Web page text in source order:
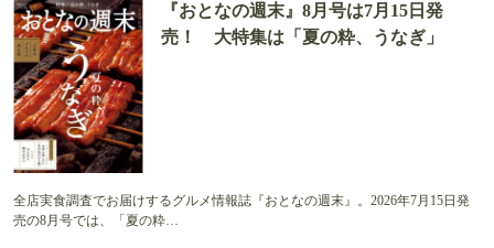
『おとなの週末』8月号は7月15日発
売！ 大特集は「夏の粋、うなぎ」
全店実食調査でお届けするグルメ情報誌『おとなの週末』。2026年7月15日発
売の8月号では、「夏の粋…